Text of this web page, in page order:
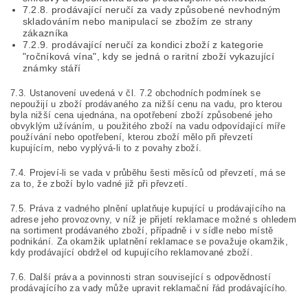
7.2.8. prodávající neručí za vady způsobené nevhodným
skladováním nebo manipulací se zbožím ze strany
zákazníka
7.2.9. prodávající neručí za kondici zboží z kategorie
"ročníková vína", kdy se jedná o raritní zboží vykazující
známky stáří
7.3. Ustanovení uvedená v čl. 7.2 obchodních podmínek se
nepoužijí u zboží prodávaného za nižší cenu na vadu, pro kterou
byla nižší cena ujednána, na opotřebení zboží způsobené jeho
obvyklým užíváním, u použitého zboží na vadu odpovídající míře
používání nebo opotřebení, kterou zboží mělo při převzetí
kupujícím, nebo vyplývá-li to z povahy zboží.
7.4. Projeví-li se vada v průběhu šesti měsíců od převzetí, má se
za to, že zboží bylo vadné již při převzetí.
7.5. Práva z vadného plnění uplatňuje kupující u prodávajícího na
adrese jeho provozovny, v níž je přijetí reklamace možné s ohledem
na sortiment prodávaného zboží, případně i v sídle nebo místě
podnikání. Za okamžik uplatnění reklamace se považuje okamžik,
kdy prodávající obdržel od kupujícího reklamované zboží.
7.6. Další práva a povinnosti stran související s odpovědností
prodávajícího za vady může upravit reklamační řád prodávajícího.